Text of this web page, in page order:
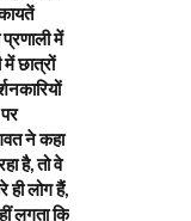
में
छात्रों
ने कहा
है, तो वे
ही लोग हैं,
लगता कि